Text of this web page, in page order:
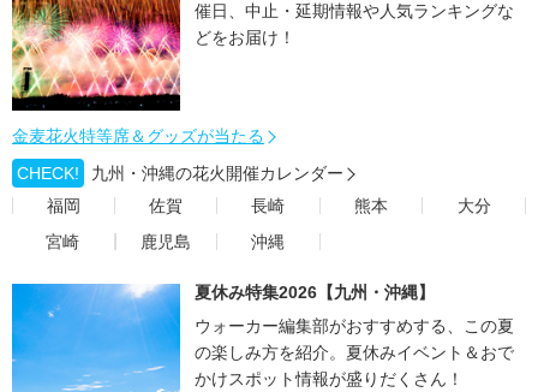
催日、中止・延期情報や人気ランキングな
どをお届け！
金麦花火特等席＆グッズが当たる
CHECK!
九州・沖縄の花火開催カレンダー
福岡
佐賀 長崎 熊本
大分
宮崎
鹿児島 沖縄
夏休み特集2026【九州・沖縄】
ウォーカー編集部がおすすめする、この夏
の楽しみ方を紹介。夏休みイベント＆おで
かけスポット情報が盛りだくさん！